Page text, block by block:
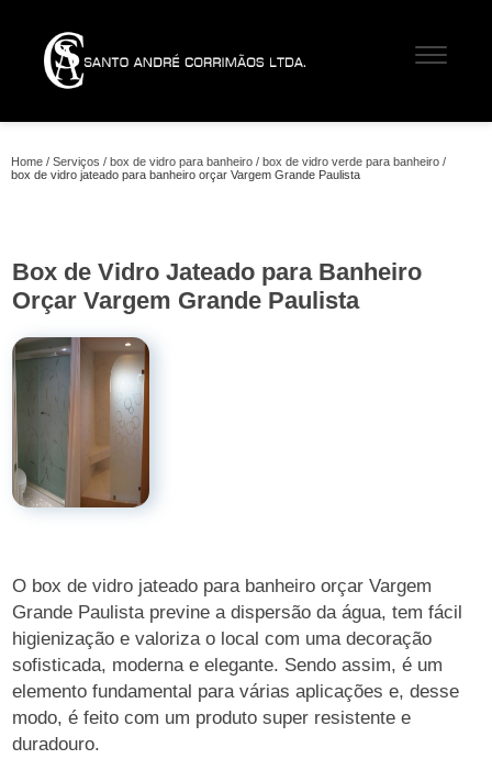
Home Serviços box de vidro para banheiro
box de vidro verde para banheiro
box de vidro jateado para banheiro orçar Vargem Grande Paulista
Box de Vidro Jateado para Banheiro
Orçar Vargem Grande Paulista
O box de vidro jateado para banheiro orçar Vargem
Grande Paulista previne a dispersão da água, tem fácil
higienização e valoriza o local com uma decoração
sofisticada, moderna e elegante. Sendo assim, é um
elemento fundamental para várias aplicações e, desse
modo, é feito com um produto super resistente e
duradouro.